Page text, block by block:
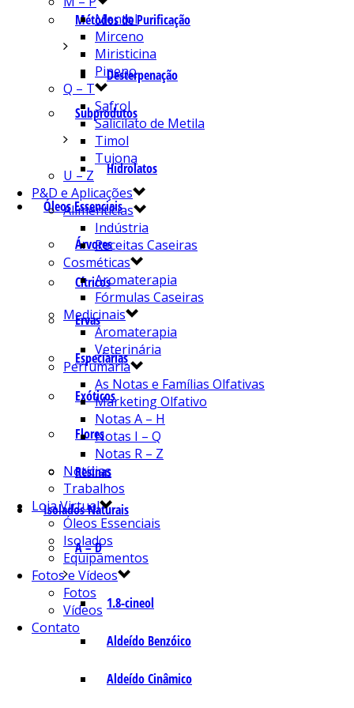
Métodos de Purificação
Desterpenação
Subprodutos
Hidrolatos
Óleos Essenciais
Árvores
Cítricos
Ervas
Especiarias
Exóticos
Flores
Resinas
Isolados Naturais
A – D
1.8-cineol
Aldeído Benzóico
Aldeído Cinâmico
Mentol
Mirceno
Miristicina
Pineno
Q – T
Safrol
Salicilato de Metila
Timol
Tujona
U – Z
P&D e Aplicações
Alimentícias
Indústria
Receitas Caseiras
Cosméticas
Aromaterapia
Fórmulas Caseiras
Medicinais
Aromaterapia
Veterinária
Perfumaria
As Notas e Famílias Olfativas
Marketing Olfativo
Notas A – H
Notas I – Q
Notas R – Z
Notícias
Trabalhos
Loja Virtual
Óleos Essenciais
Isolados
Equipamentos
Fotos e Vídeos
Fotos
Vídeos
Contato